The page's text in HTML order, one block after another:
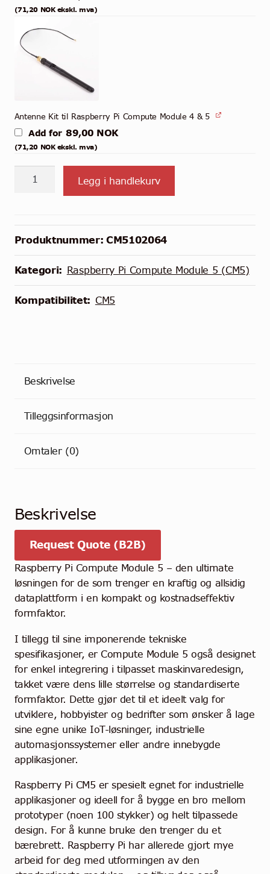
(71,20 NOKekskl. mva)
Antenne Kit til Raspberry Pi Compute Module 4 & 5
Add for 89,00 NOK
(71,20 NOKekskl. mva)
CM5102064
Compute
Module
5
-
WiFi
-
Storage
Legg i handlekurv
Produktnummer: CM5102064
Kategori: Raspberry Pi Compute Module 5 (CM5)
Kompatibilitet: CM5
Beskrivelse
Tilleggsinformasjon
Omtaler (0)
Beskrivelse
Request Quote (B2B)
Raspberry Pi Compute Module 5 – den ultimate
løsningen for de som trenger en kraftig og allsidig
dataplattform i en kompakt og kostnadseffektiv
formfaktor.
I tillegg til sine imponerende tekniske
spesifikasjoner, er Compute Module 5 også designet
for enkel integrering i tilpasset maskinvaredesign,
takket være dens lille størrelse og standardiserte
formfaktor. Dette gjør det til et ideelt valg for
utviklere, hobbyister og bedrifter som ønsker å lage
sine egne unike IoT-løsninger, industrielle
automasjonssystemer eller andre innebygde
applikasjoner.
Raspberry Pi CM5 er spesielt egnet for industrielle
applikasjoner og ideell for å bygge en bro mellom
prototyper (noen 100 stykker) og helt tilpassede
design. For å kunne bruke den trenger du et
bærebrett. Raspberry Pi har allerede gjort mye
arbeid for deg med utformingen av den